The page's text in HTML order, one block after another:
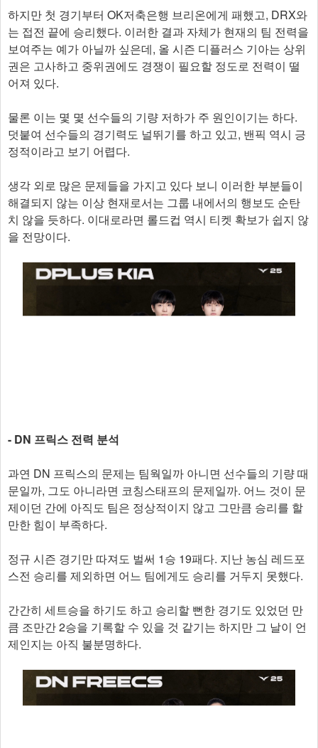
하지만 첫 경기부터 OK저축은행 브리온에게 패했고, DRX와
는 접전 끝에 승리했다. 이러한 결과 자체가 현재의 팀 전력을
보여주는 예가 아닐까 싶은데, 올 시즌 디플러스 기아는 상위
권은 고사하고 중위권에도 경쟁이 필요할 정도로 전력이 떨
어져 있다.
물론 이는 몇 몇 선수들의 기량 저하가 주 원인이기는 하다.
덧붙여 선수들의 경기력도 널뛰기를 하고 있고, 밴픽 역시 긍
정적이라고 보기 어렵다.
생각 외로 많은 문제들을 가지고 있다 보니 이러한 부분들이
해결되지 않는 이상 현재로서는 그룹 내에서의 행보도 순탄
치 않을 듯하다. 이대로라면 롤드컵 역시 티켓 확보가 쉽지 않
을 전망이다.
- DN 프릭스 전력 분석
과연 DN 프릭스의 문제는 팀웍일까 아니면 선수들의 기량 때
문일까, 그도 아니라면 코칭스태프의 문제일까. 어느 것이 문
제이던 간에 아직도 팀은 정상적이지 않고 그만큼 승리를 할
만한 힘이 부족하다.
정규 시즌 경기만 따져도 벌써 1승 19패다. 지난 농심 레드포
스전 승리를 제외하면 어느 팀에게도 승리를 거두지 못했다.
간간히 세트승을 하기도 하고 승리할 뻔한 경기도 있었던 만
큼 조만간 2승을 기록할 수 있을 것 같기는 하지만 그 날이 언
제인지는 아직 불분명하다.